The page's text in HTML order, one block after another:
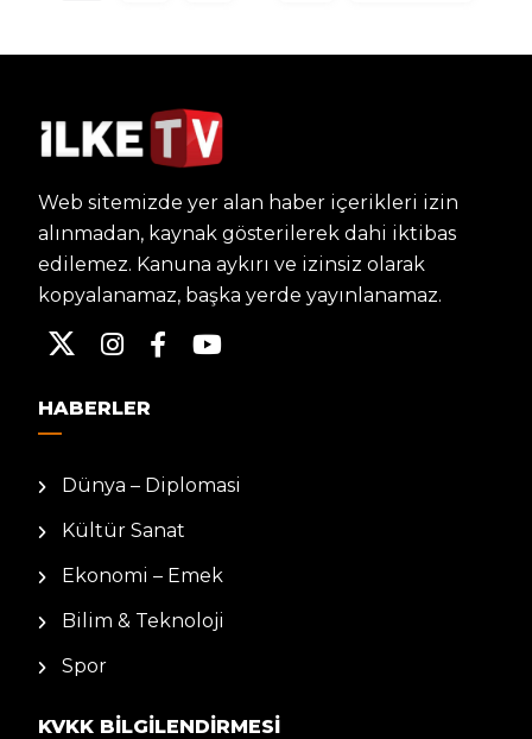
Web sitemizde yer alan haber içerikleri izin
alınmadan, kaynak gösterilerek dahi iktibas
edilemez. Kanuna aykırı ve izinsiz olarak
kopyalanamaz, başka yerde yayınlanamaz.
HABERLER
Dünya – Diplomasi
Kültür Sanat
Ekonomi – Emek
Bilim & Teknoloji
Spor
KVKK BILGILENDIRMESI